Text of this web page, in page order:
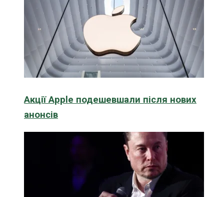
Акції Apple подешевшали після нових
анонсів